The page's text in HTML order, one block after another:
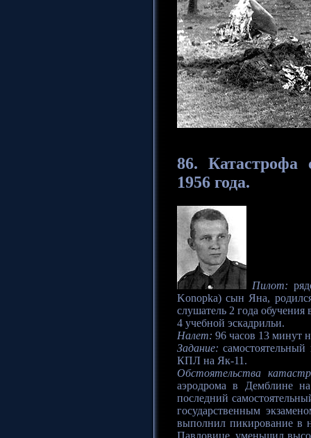
86. Катастрофа
1956 года.
Пилот:
Konopka) сын Яна,
слушатель 2 года
4 учебной эскадрильи.
Налет: 96 часов 13 минут
Задание:
КПЛ на Як-11.
Обстоятельства
аэродрома в Демблине
последний
государственным
выполнил пикирование в
Павловице, уменьшил